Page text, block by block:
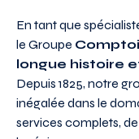
En tant que
le Groupe
longue histoire
Depuis 1825, notre
inégalée dans le
services complets,